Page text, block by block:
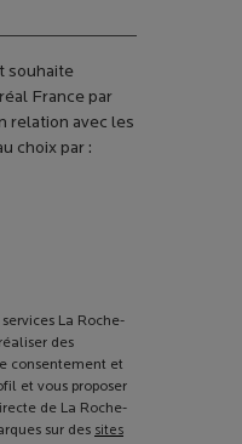
souhaite
France par
relation avec les
choix par :
La Roche-
des
consentement et
et vous proposer
de La Roche-
sur des sites